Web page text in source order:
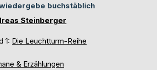
buchstäblich
Steinberger
1: Die Leuchtturm-Reihe
& Erzählungen